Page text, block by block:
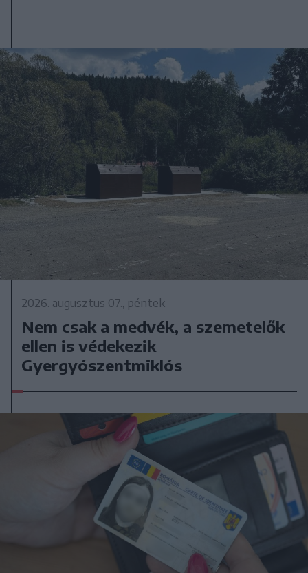
2026. augusztus 07., péntek
Nem csak a medvék, a szemetelők
ellen is védekezik
Gyergyószentmiklós